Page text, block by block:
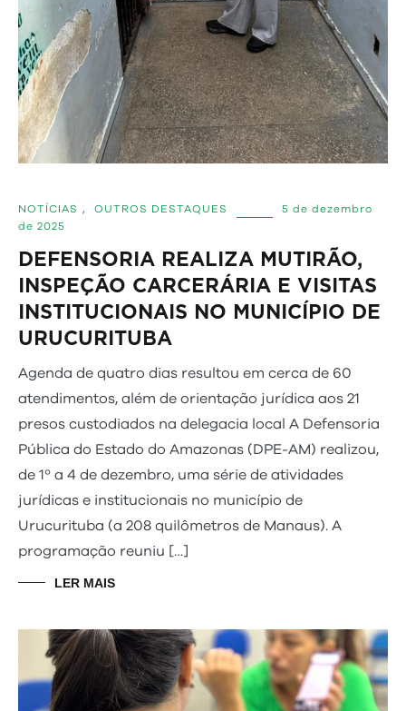
NOTÍCIAS , OUTROS DESTAQUES
5 de dezembro
de 2025
DEFENSORIA REALIZA MUTIRÃO,
INSPEÇÃO CARCERÁRIA E VISITAS
INSTITUCIONAIS NO MUNICÍPIO DE
URUCURITUBA
Agenda de quatro dias resultou em cerca de 60
atendimentos, além de orientação jurídica aos 21
presos custodiados na delegacia local A Defensoria
Pública do Estado do Amazonas (DPE-AM) realizou,
de 1º a 4 de dezembro, uma série de atividades
jurídicas e institucionais no município de
Urucurituba (a 208 quilômetros de Manaus). A
programação reuniu […]
LER MAIS